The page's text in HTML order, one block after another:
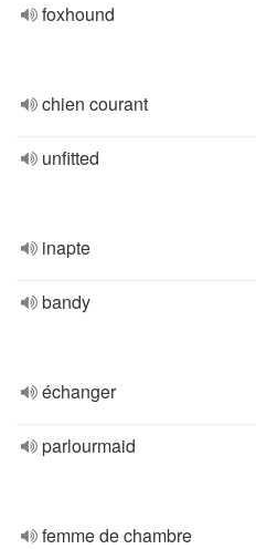
foxhound
chien courant
unfitted
inapte
bandy
échanger
parlourmaid
femme de chambre